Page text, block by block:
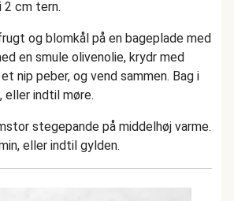
cm tern.
og blomkål på en bageplade med
en smule olivenolie, krydr med
nip peber, og vend sammen. Bag i
eller indtil møre.
stegepande på middelhøj varme.
eller indtil gylden.